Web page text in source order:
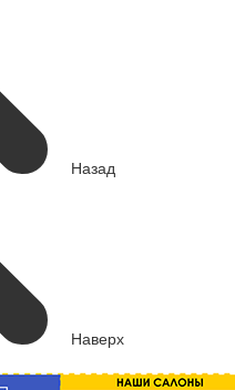
Назад
Наверх